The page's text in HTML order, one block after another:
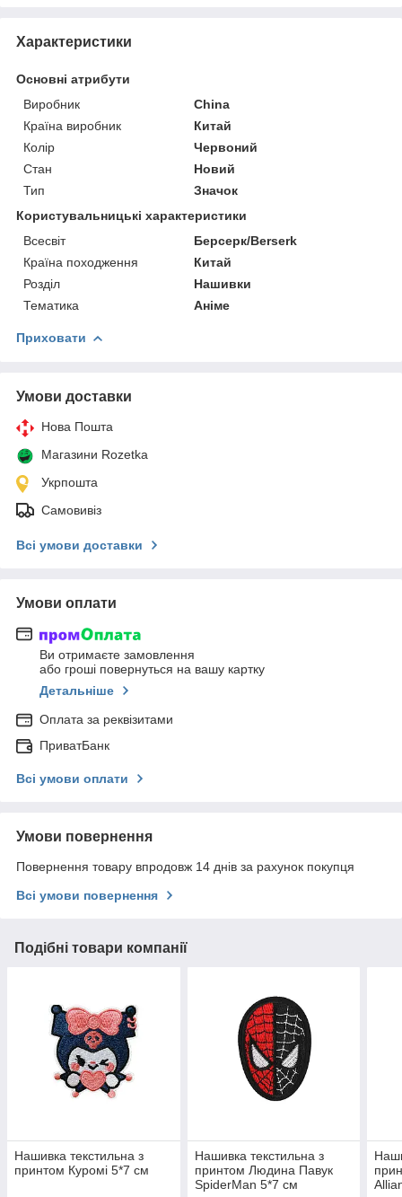
Характеристики
Основні атрибути
Виробник
China
Країна виробник
Китай
Колір
Червоний
Стан
Новий
Тип
Значок
Користувальницькі характеристики
Всесвіт
Берсерк/Berserk
Країна походження
Китай
Розділ
Нашивки
Тематика
Аніме
Приховати
Умови доставки
Нова Пошта
Магазини Rozetka
Укрпошта
Самовивіз
Всі умови доставки
Умови оплати
Ви отримаєте замовлення
або гроші повернуться на вашу картку
Детальніше
Оплата за реквізитами
ПриватБанк
Всі умови оплати
Умови повернення
Повернення товару впродовж 14 днів за рахунок покупця
Всі умови повернення
Подібні товари компанії
Нашивка текстильна з
принтом Куромі 5*7 см
Нашивка текстильна з
принтом Людина Павук
SpiderMan 5*7 см